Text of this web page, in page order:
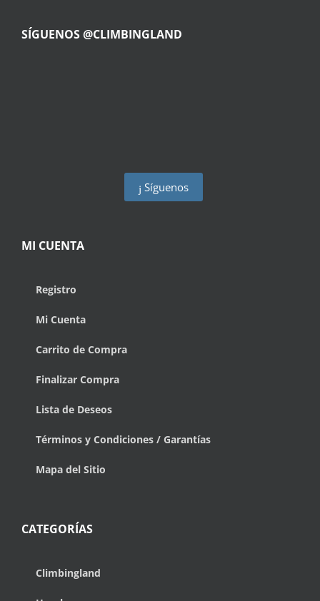
SÍGUENOS @CLIMBINGLAND
Síguenos
MI CUENTA
Registro
Mi Cuenta
Carrito de Compra
Finalizar Compra
Lista de Deseos
Términos y Condiciones / Garantías
Mapa del Sitio
CATEGORÍAS
Climbingland